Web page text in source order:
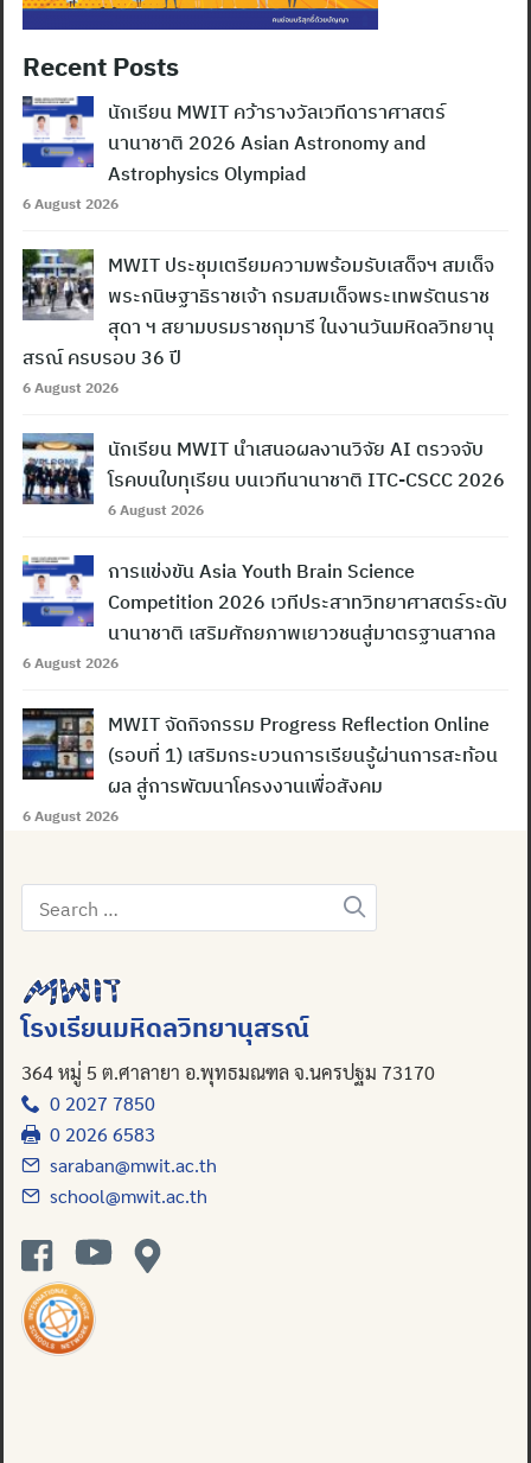
Recent Posts
นักเรียน MWIT คว้ารางวัลเวทีดาราศาสตร์
นานาชาติ 2026 Asian Astronomy and
Astrophysics Olympiad
6 August 2026
MWIT ประชุมเตรียมความพร้อมรับเสด็จฯ สมเด็จ
พระกนิษฐาธิราชเจ้า กรมสมเด็จพระเทพรัตนราช
สุดา ฯ สยามบรมราชกุมารี ในงานวันมหิดลวิทยานุ
สรณ์ ครบรอบ 36 ปี
6 August 2026
นักเรียน MWIT นำเสนอผลงานวิจัย AI ตรวจจับ
โรคบนใบทุเรียน บนเวทีนานาชาติ ITC-CSCC 2026
6 August 2026
การแข่งขัน Asia Youth Brain Science
Competition 2026 เวทีประสาทวิทยาศาสตร์ระดับ
นานาชาติ เสริมศักยภาพเยาวชนสู่มาตรฐานสากล
6 August 2026
MWIT จัดกิจกรรม Progress Reflection Online
(รอบที่ 1) เสริมกระบวนการเรียนรู้ผ่านการสะท้อน
ผล สู่การพัฒนาโครงงานเพื่อสังคม
6 August 2026
Search
for:
โรงเรียนมหิดลวิทยานุสรณ์
364 หมู่ 5 ต.ศาลายา อ.พุทธมณฑล จ.นครปฐม 73170
0 2027 7850
0 2026 6583
saraban@mwit.ac.th
school@mwit.ac.th